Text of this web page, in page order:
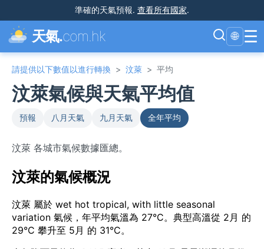
準確的天氣預報. 查看所有國家.
天氣.com.hk 🌐 ☰
請提供以下數值以進行轉換 > 汶萊 > 平均
汶萊氣候與天氣平均值
預報 八月天氣 九月天氣 全年平均
汶萊 各城市氣候數據匯總。
汶萊的氣候概況
汶萊 屬於 wet hot tropical, with little seasonal
variation 氣候，年平均氣溫為 27°C。典型高溫從 2月 的
29°C 攀升至 5月 的 31°C。